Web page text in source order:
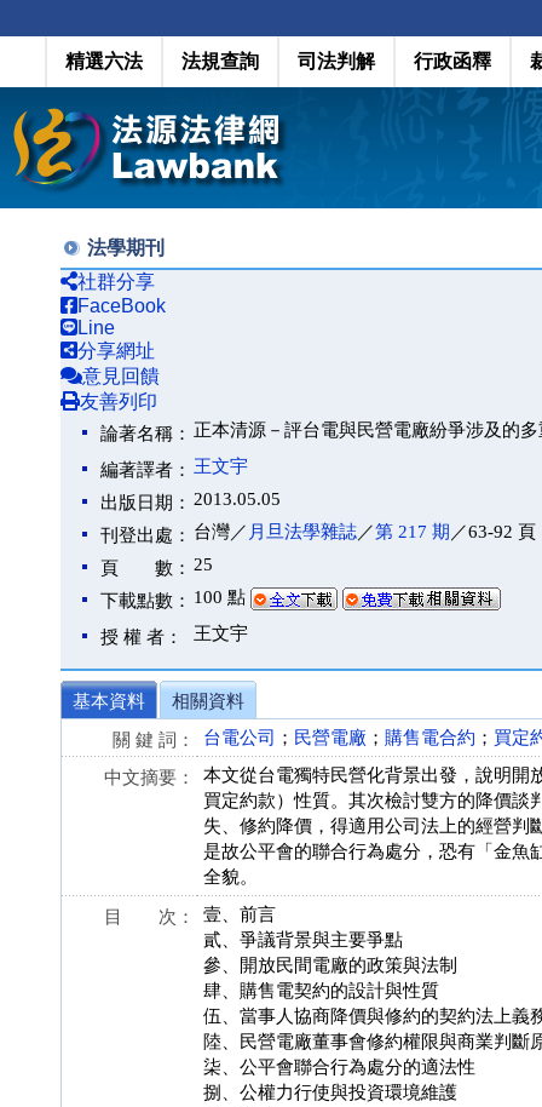
精選六法 法規查詢 司法判解 行政函釋
法學期刊
社群分享
FaceBook
Line
分享網址
意見回饋
友善列印
論著名稱： 正本清源－評台電與民營電廠紛爭涉及的
編著譯者： 王文宇
出版日期： 2013.05.05
刊登出處： 台灣／ 月旦法學雜誌／第 217 期 ／63-92 頁
頁 數： 25
下載點數： 100 點
授 權 者： 王文宇
基本資料
相關資料
關 鍵 詞：
台電公司 ； 民營電廠 ； 購售電合約 ； 買定
中文摘要：
本文從台電獨特民營化背景出發，說明開
買定約款）性質。其次檢討雙方的降價談
失、修約降價，得適用公司法上的經營判
是故公平會的聯合行為處分，恐有「金魚
全貌。
目 次：
壹、前言
貳、爭議背景與主要爭點
參、開放民間電廠的政策與法制
肆、購售電契約的設計與性質
伍、當事人協商降價與修約的契約法上義
陸、民營電廠董事會修約權限與商業判斷
柒、公平會聯合行為處分的適法性
捌、公權力行使與投資環境維護